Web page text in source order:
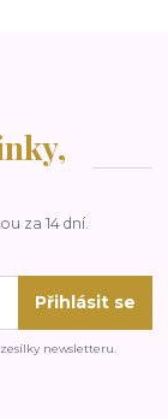
za 14 dní.
Přihlásit se
newsletteru.